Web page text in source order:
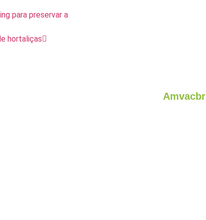
para preservar a
hortaliças
Amvacbr